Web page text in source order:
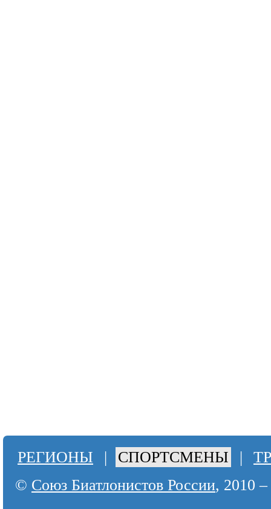
РЕГИОНЫ | СПОРТСМЕНЫ |
© Союз Биатлонистов России, 2010